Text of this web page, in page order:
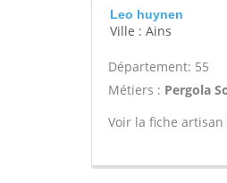
Leo huynen
Ville : Ains
Département: 55
Métiers : Pergola
Voir la fiche artisan